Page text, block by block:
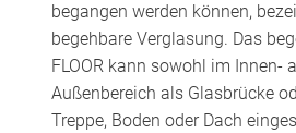
begangen werden können,
begehbare Verglasung. Das
FLOOR kann sowohl im Innen-
Außenbereich als Glasbrücke
Treppe, Boden oder Dach